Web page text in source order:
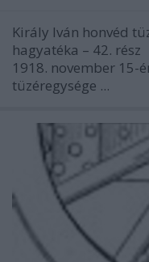
Király Iván honvéd
hagyatéka – 42. rész
1918. november 15-
tüzéregysége ...